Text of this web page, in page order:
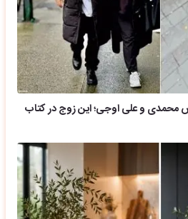
محمدی و علی اوجی؛ این زوج در کتاب